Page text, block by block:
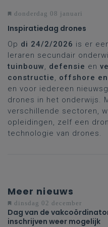
donderdag 08 januari
Inspiratiedag drones
Op di 24/2/2026 is er
leraren secundair
tuinbouw, defensie en
constructie, offshore
en voor iedereen
drones in het onderwijs.
verschillende sectoren,
opleidingen, zelf een
technologie van drones.
Meer nieuws
dinsdag 02 december
Dag van de
inschrijven weer mogelijk